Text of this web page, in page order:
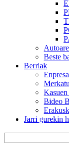
Beste
Berriak
Bideo
Jarri gurekin